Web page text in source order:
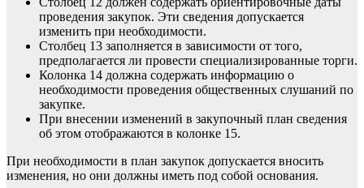
проведения закупок. Эти сведения допускается
изменить при необходимости.
Столбец 13 заполняется в зависимости от того,
предполагается ли провести специализированные торги.
Колонка 14 должна содержать информацию о
необходимости проведения общественных слушаний по
закупке.
При внесении изменений в закупочный план сведения
об этом отображаются в колонке 15.
При необходимости в план закупок допускается вносить
изменения, но они должны иметь под собой основания.